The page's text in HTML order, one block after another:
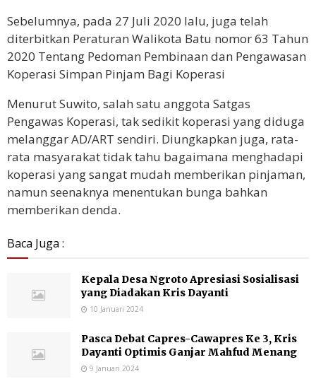
Sebelumnya, pada 27 Juli 2020 lalu, juga telah
diterbitkan Peraturan Walikota Batu nomor 63 Tahun
2020 Tentang Pedoman Pembinaan dan Pengawasan
Koperasi Simpan Pinjam Bagi Koperasi
Menurut Suwito, salah satu anggota Satgas
Pengawas Koperasi, tak sedikit koperasi yang diduga
melanggar AD/ART sendiri. Diungkapkan juga, rata-
rata masyarakat tidak tahu bagaimana menghadapi
koperasi yang sangat mudah memberikan pinjaman,
namun seenaknya menentukan bunga bahkan
memberikan denda.
Baca Juga :
Kepala Desa Ngroto Apresiasi Sosialisasi
yang Diadakan Kris Dayanti
10 Januari 2024
Pasca Debat Capres-Cawapres Ke 3, Kris
Dayanti Optimis Ganjar Mahfud Menang
9 Januari 2024